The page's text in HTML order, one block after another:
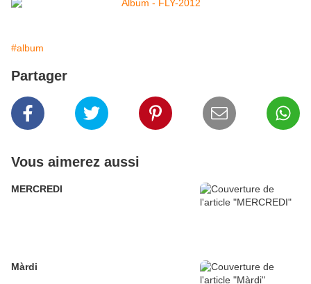
#album
Partager
Vous aimerez aussi
MERCREDI
Màrdi